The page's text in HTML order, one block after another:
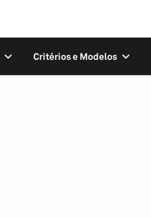
Critérios e Modelos